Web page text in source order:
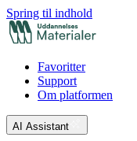
Spring til indhold
Favoritter
Support
Om platformen
AI Assistant